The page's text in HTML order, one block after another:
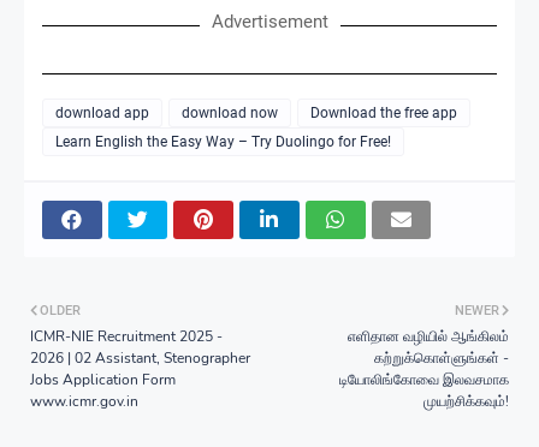
Advertisement
download app download now
Download the free app
Learn English the Easy Way – Try Duolingo for Free!
NEWER
எளிதான வழியில் ஆங்கிலம்
கற்றுக்கொள்ளுங்கள் -
டியோலிங்கோவை இலவசமாக
முயற்சிக்கவும்!
OLDER
ICMR-NIE Recruitment 2025 -
2026 | 02 Assistant, Stenographer
Jobs Application Form
www.icmr.gov.in